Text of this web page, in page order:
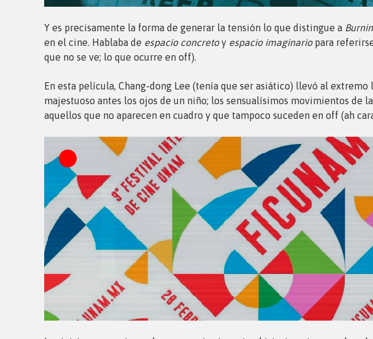
Y es precisamente la forma de generar la tensión lo que distingue a
en el cine. Hablaba de espacio concretoy espacio imaginariopara
que no se ve; lo que ocurre en off).
En esta película, Chang-dong Lee (tenía que ser asiático) llevó al
majestuoso antes los ojos de un niño; los sensualísimos movimientos de
aquellos que no aparecen en cuadro y que tampoco suceden en off (ah